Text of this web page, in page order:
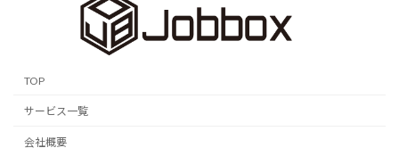
TOP
サービス一覧
会社概要